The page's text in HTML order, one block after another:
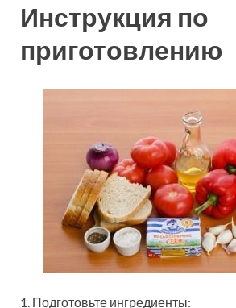
Инструкция по
приготовлению
1. Подготовьте ингредиенты: